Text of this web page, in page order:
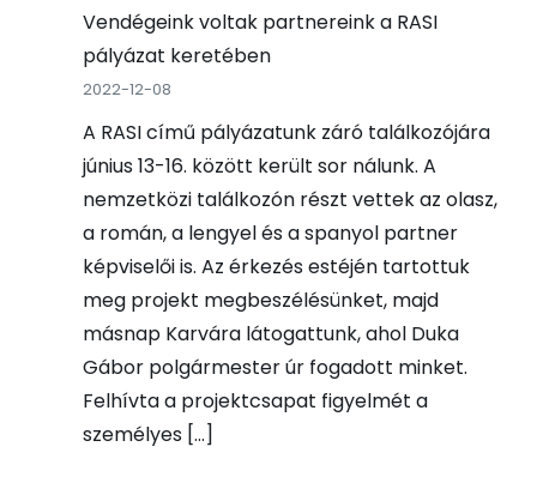
Vendégeink voltak partnereink a RASI
pályázat keretében
2022-12-08
A RASI című pályázatunk záró találkozójára
június 13-16. között került sor nálunk. A
nemzetközi találkozón részt vettek az olasz,
a román, a lengyel és a spanyol partner
képviselői is. Az érkezés estéjén tartottuk
meg projekt megbeszélésünket, majd
másnap Karvára látogattunk, ahol Duka
Gábor polgármester úr fogadott minket.
Felhívta a projektcsapat figyelmét a
személyes […]